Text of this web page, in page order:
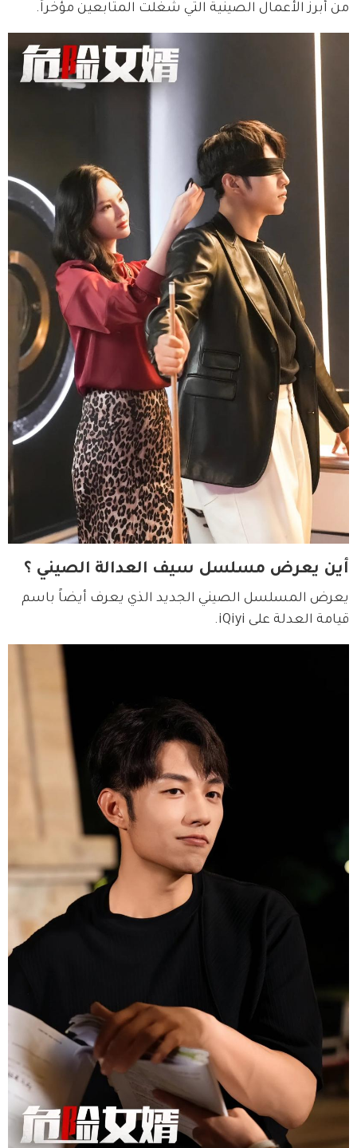
من أبرز الأعمال الصينية التي شغلت المتابعين مؤخراً.
أين يعرض مسلسل سيف العدالة الصيني ؟
يعرض المسلسل الصيني الجديد الذي يعرف أيضاً باسم
قيامة العدلة على iQiyi.